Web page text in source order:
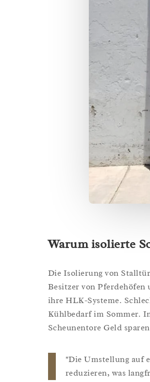
Warum isolierte
Die Isolierung von
Besitzer von Pferdehöfen
ihre HLK-Systeme.
Kühlbedarf im Sommer.
Scheunentore Geld
"Die Umstellung auf
reduzieren, was